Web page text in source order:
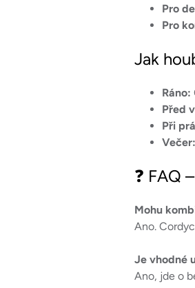
Pro
Pro
Jak
Ráno:
Před
Při
Večer:
❓ FAQ
Mohu
Ano.
Je vhodné
Ano, jde o